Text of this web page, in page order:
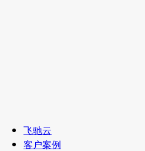
飞驰云
客户案例